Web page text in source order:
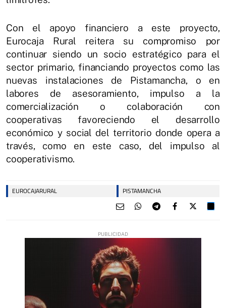
Con el apoyo financiero a este proyecto,
Eurocaja Rural reitera su compromiso por
continuar siendo un socio estratégico para el
sector primario, financiando proyectos como las
nuevas instalaciones de Pistamancha, o en
labores de asesoramiento, impulso a la
comercialización o colaboración con
cooperativas favoreciendo el desarrollo
económico y social del territorio donde opera a
través, como en este caso, del impulso al
cooperativismo.
EUROCAJARURAL PISTAMANCHA